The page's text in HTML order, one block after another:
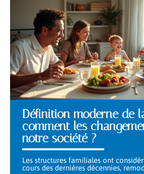
Définition moderne de
comment les
notre société ?
Les structures familiales ont
cours des dernières décennies,